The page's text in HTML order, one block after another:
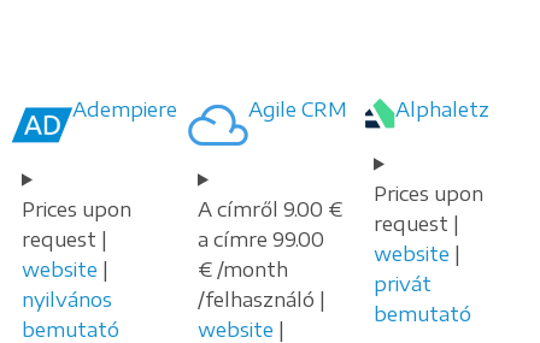
Adempiere
Prices upon
request |
website |
nyilvános
bemutató
Agile CRM
A címről 9.00 €
a címre 99.00
€ /month
/felhasználó |
website |
Alphaletz
Prices upon
request |
website |
privát
bemutató